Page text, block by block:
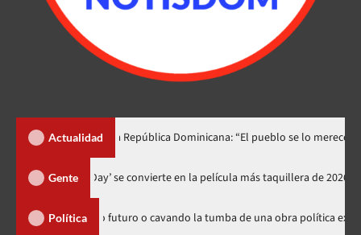
Actualidad
dedica a República Dominicana: “El pueblo se lo merece”
Gente
‘Spider-Man: Brand New Day’ se convierte en la película más
Política
futuro o cavando la tumba de una obra política exitosa”